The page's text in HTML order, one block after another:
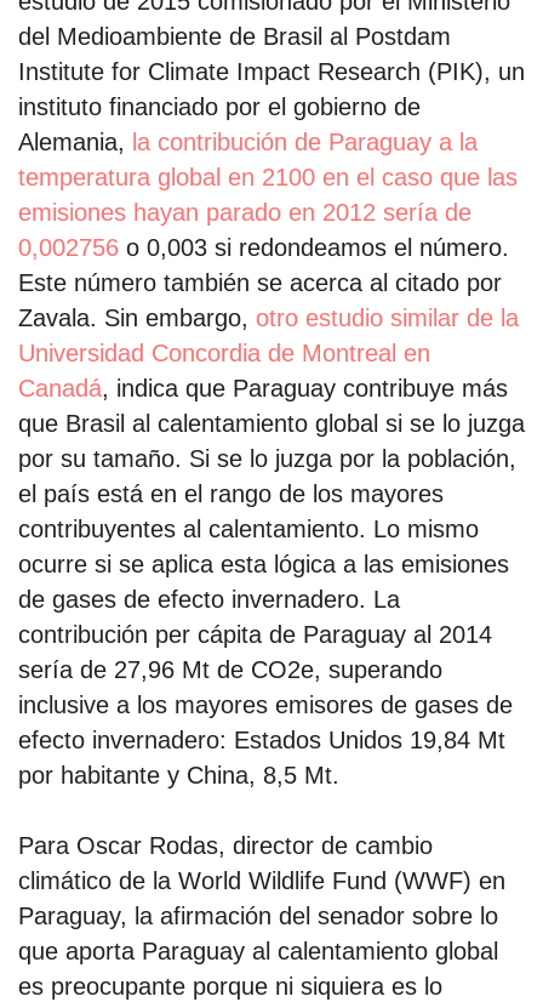
del Medioambiente de Brasil al Postdam
Institute for Climate Impact Research (PIK), un
instituto financiado por el gobierno de
Alemania, la contribución de Paraguay a la
temperatura global en 2100 en el caso que las
emisiones hayan parado en 2012 sería de
0,002756 o 0,003 si redondeamos el número.
Este número también se acerca al citado por
Zavala. Sin embargo, otro estudio similar de la
Universidad Concordia de Montreal en
Canadá, indica que Paraguay contribuye más
que Brasil al calentamiento global si se lo juzga
por su tamaño. Si se lo juzga por la población,
el país está en el rango de los mayores
contribuyentes al calentamiento. Lo mismo
ocurre si se aplica esta lógica a las emisiones
de gases de efecto invernadero. La
contribución per cápita de Paraguay al 2014
sería de 27,96 Mt de CO2e, superando
inclusive a los mayores emisores de gases de
efecto invernadero: Estados Unidos 19,84 Mt
por habitante y China, 8,5 Mt.
Para Oscar Rodas, director de cambio
climático de la World Wildlife Fund (WWF) en
Paraguay, la afirmación del senador sobre lo
que aporta Paraguay al calentamiento global
es preocupante porque ni siquiera es lo